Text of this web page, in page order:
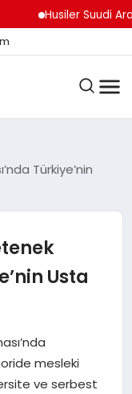
Husiler Suudi
Türkiye’nin
Usta
mesleki
ve serbest